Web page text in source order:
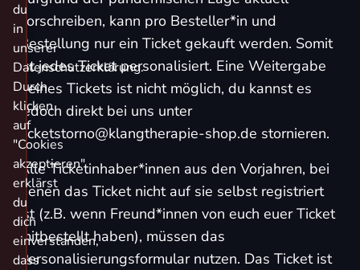
vorschreiben, kann pro Besteller*in und
Bestellung nur ein Ticket gekauft werden. Somit
ist jedes Ticket personalisiert. Eine Weitergabe
deines Tickets ist nicht möglich, du kannst es
jedoch direkt bei uns unter
ticketstorno@klangtherapie-shop.de stornieren.
Alle Ticketinhaber*innen aus den Vorjahren, bei
denen das Ticket nicht auf sie selbst registriert
ist (z.B. wenn Freund*innen von euch euer Ticket
mitbestellt haben), müssen das
Personalisierungsformularnutzen. Das Ticket ist
du
in
unserer
Datenschutzerklärung.
Durch
klicken
auf
"Cookies
akzeptieren"
erklärst
du
dich
einverstanden,
dass